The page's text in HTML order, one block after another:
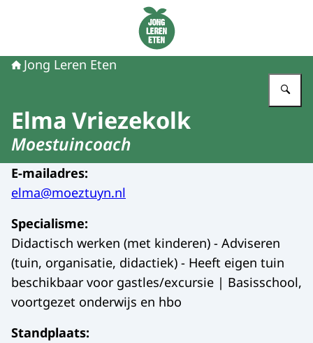
Naar de homepage van Jong Leren Eten
Jong Leren Eten
Elma Vriezekolk
Moestuincoach
E-mailadres:
elma@moeztuyn.nl
Specialisme:
Didactisch werken (met kinderen) - Adviseren
(tuin, organisatie, didactiek) - Heeft eigen tuin
beschikbaar voor gastles/excursie | Basisschool,
voortgezet onderwijs en hbo
Standplaats: